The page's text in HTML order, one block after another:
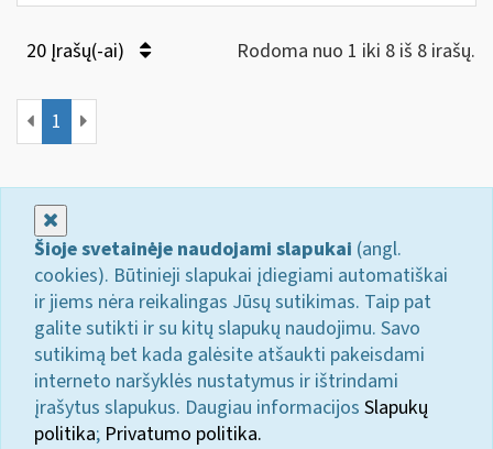
20 Įrašų(-ai) Rodoma nuo 1 iki 8 iš 8 irašų.
1
Šioje svetainėje naudojami slapukai (angl.
cookies). Būtinieji slapukai įdiegiami automatiškai
ir jiems nėra reikalingas Jūsų sutikimas. Taip pat
galite sutikti ir su kitų slapukų naudojimu. Savo
sutikimą bet kada galėsite atšaukti pakeisdami
interneto naršyklės nustatymus ir ištrindami
įrašytus slapukus. Daugiau informacijos Slapukų
politika; Privatumo politika.